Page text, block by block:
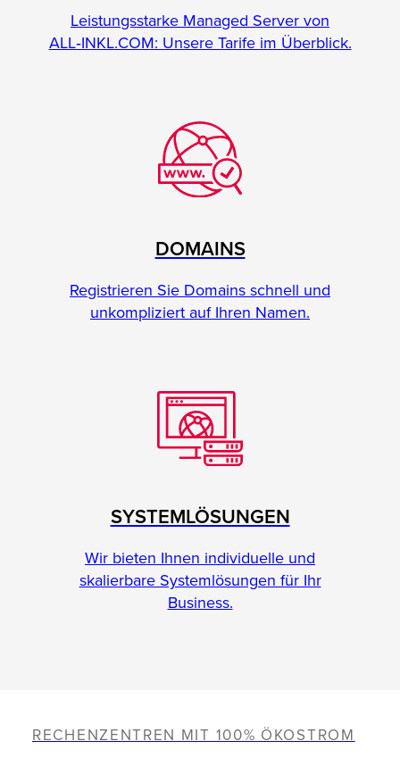
Leistungsstarke Managed Server von
ALL‑INKL.COM: Unsere Tarife im Überblick.
DOMAINS
Registrieren Sie Domains schnell und
unkompliziert auf Ihren Namen.
SYSTEMLÖSUNGEN
Wir bieten Ihnen individuelle und
skalierbare Systemlösungen für Ihr
Business.
RECHENZENTREN MIT 100% ÖKOSTROM